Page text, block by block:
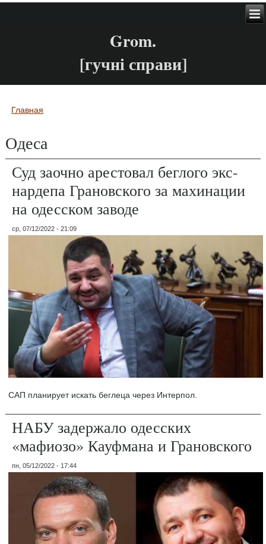
Grom.
[гучні справи]
Вы здесь
Главная
Одеса
Суд заочно арестовал беглого экс-
нардепа Грановского за махинации
на одесском заводе
ср, 07/12/2022 - 21:09
САП планирует искать беглеца через Интерпол.
НАБУ задержало одесских
«мафиозо» Кауфмана и Грановского
пн, 05/12/2022 - 17:44